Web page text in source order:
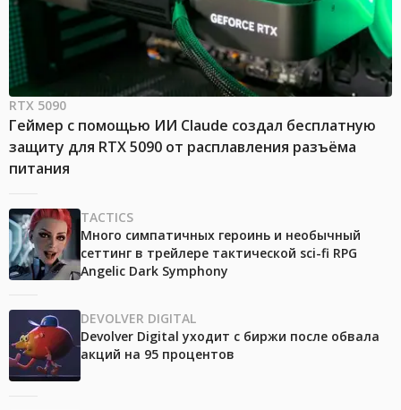
RTX 5090
Геймер с помощью ИИ Claude создал бесплатную
защиту для RTX 5090 от расплавления разъёма
питания
TACTICS
Много симпатичных героинь и необычный
сеттинг в трейлере тактической sci-fi RPG
Angelic Dark Symphony
DEVOLVER DIGITAL
Devolver Digital уходит с биржи после обвала
акций на 95 процентов